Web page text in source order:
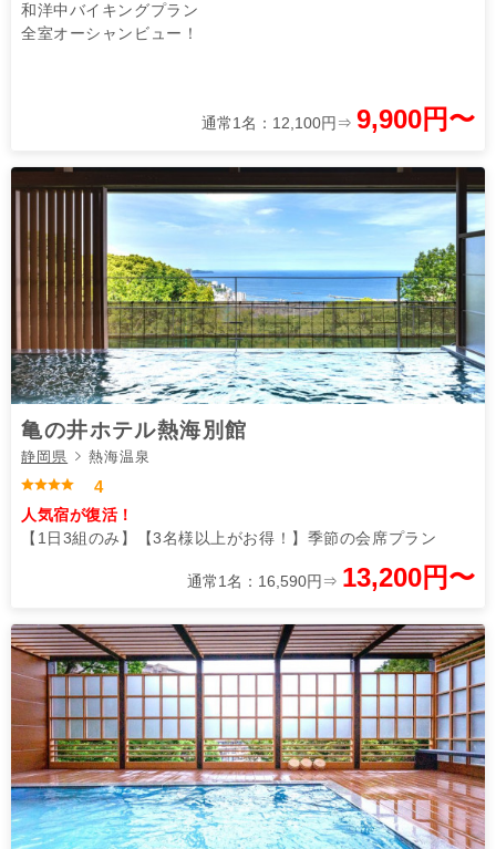
和洋中バイキングプラン
全室オーシャンビュー！
通常1名：12,100円⇒ 9,900円〜
亀の井ホテル熱海別館
静岡県 熱海温泉
4
人気宿が復活！
【1日3組のみ】【3名様以上がお得！】季節の会席プラン
通常1名：16,590円⇒ 13,200円〜